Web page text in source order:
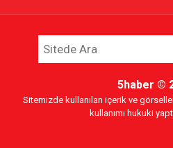
5haber ©
Sitemizde kullanılan içerik ve
kullanımı hukuki